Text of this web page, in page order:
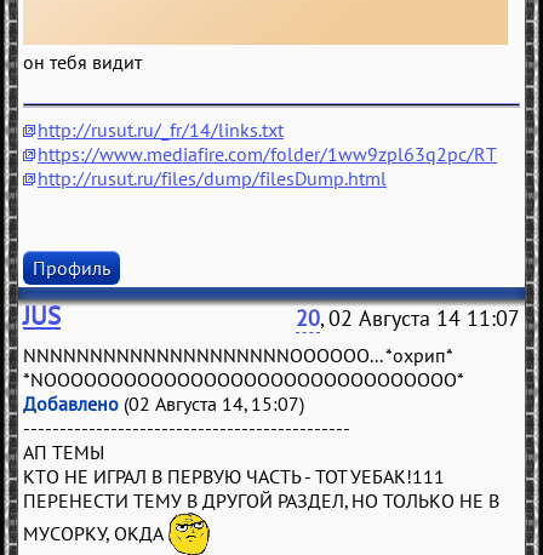
он тебя видит
http://rusut.ru/_fr/14/links.txt
https://www.mediafire.com/folder/1ww9zpl63q2pc/RT
http://rusut.ru/files/dump/filesDump.html
Профиль
JUS 20, 02 Августа 14 11:07
NNNNNNNNNNNNNNNNNNNNOOOOOO... *охрип*
*NOOOOOOOOOOOOOOOOOOOOOOOOOOOOOOO*
Добавлено (02 Августа 14, 15:07)
---------------------------------------------
АП ТЕМЫ
КТО НЕ ИГРАЛ В ПЕРВУЮ ЧАСТЬ - ТОТ УЕБАК!111
ПЕРЕНЕСТИ ТЕМУ В ДРУГОЙ РАЗДЕЛ, НО ТОЛЬКО НЕ В
МУСОРКУ, ОКДА